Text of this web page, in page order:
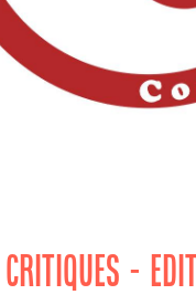
CRITIQUES -